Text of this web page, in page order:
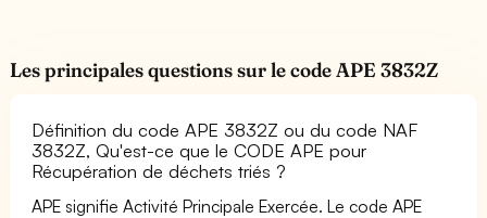
Les principales questions sur le code APE 3832Z
Définition du code APE 3832Z ou du code NAF
3832Z, Qu'est-ce que le CODE APE pour
Récupération de déchets triés ?
APE signifie Activité Principale Exercée. Le code APE